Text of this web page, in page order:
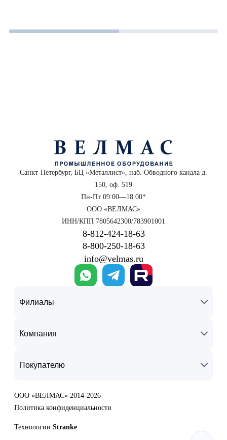
Санкт-Петербург, БЦ «Металлист», наб. Обводного канала д.
150, оф. 519
Пн-Пт 09:00—18:00*
ООО «ВЕЛМАС»
ИНН/КПП 7805642300/783901001
8‑812‑424‑18‑63
8‑800‑250‑18‑63
info@velmas.ru
Филиалы
Компания
Покупателю
ООО «ВЕЛМАС» 2014-2026
Политика конфиденциальности
Технологии Stranke